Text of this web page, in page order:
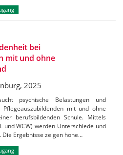
bei
mit und ohne
2025
psychische Belastungen und
mit und ohne
berufsbildenden Schule. Mittels
und WCW) werden Unterschiede und
Ergebnisse zeigen hohe…